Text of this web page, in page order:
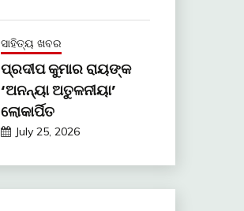
ସାହିତ୍ୟ ଖବର
ପ୍ରଦୀପ କୁମାର ରାୟଙ୍କ
‘ଅନନ୍ୟା ଅତୁଳନୀୟା’
ଲୋକାର୍ପିତ
July 25, 2026